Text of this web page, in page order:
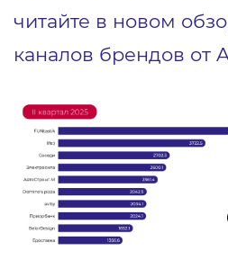
читайте в новом
каналов брендов от